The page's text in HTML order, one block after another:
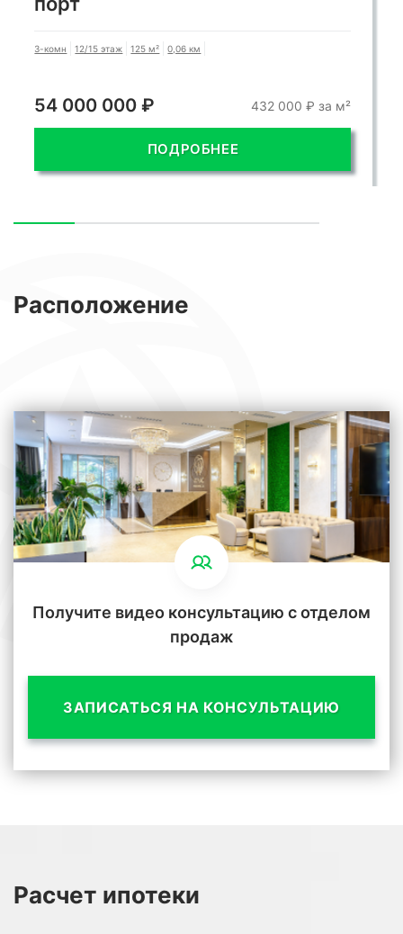
3-комн 12/15 этаж 125 м² 0,06 км
54 000 000 ₽ 432 000 ₽ за м²
ПОДРОБНЕЕ
Расположение
Получите видео консультацию с отделом
продаж
ЗАПИСАТЬСЯ НА КОНСУЛЬТАЦИЮ
Расчет ипотеки